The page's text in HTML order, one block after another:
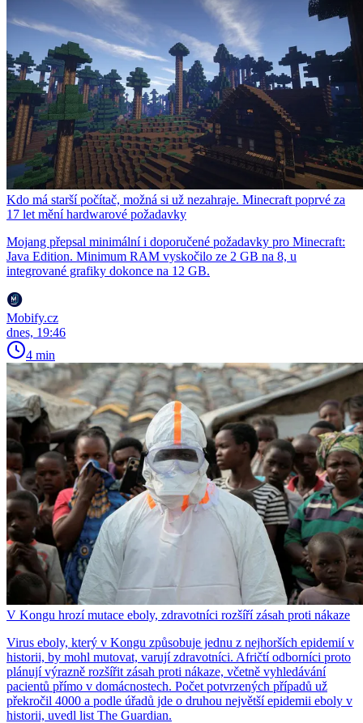
Kdo má starší počítač, možná si už nezahraje. Minecraft poprvé za
17 let mění hardwarové požadavky
Mojang přepsal minimální i doporučené požadavky pro Minecraft:
Java Edition. Minimum RAM vyskočilo ze 2 GB na 8, u
integrované grafiky dokonce na 12 GB.
Mobify.cz
dnes, 19:46
4 min
V Kongu hrozí mutace eboly, zdravotníci rozšíří zásah proti nákaze
Virus eboly, který v Kongu způsobuje jednu z nejhorších epidemií v
historii, by mohl mutovat, varují zdravotníci. Afričtí odborníci proto
plánují výrazně rozšířit zásah proti nákaze, včetně vyhledávání
pacientů přímo v domácnostech. Počet potvrzených případů už
překročil 4000 a podle úřadů jde o druhou největší epidemii eboly v
historii, uvedl list The Guardian.